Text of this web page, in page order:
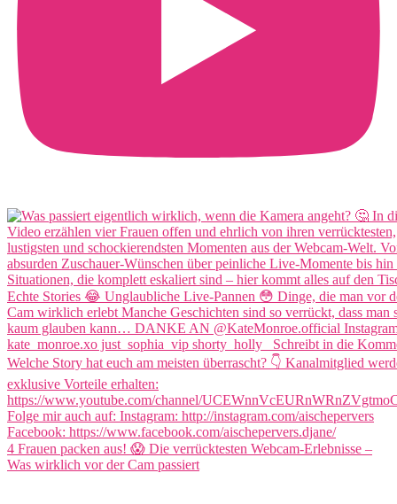
4 Frauen packen aus! 😱 Die verrücktesten Webcam-Erlebnisse –
Was wirklich vor der Cam passiert